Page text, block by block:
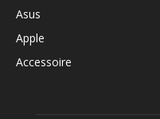
Asus
Apple
Accessoire